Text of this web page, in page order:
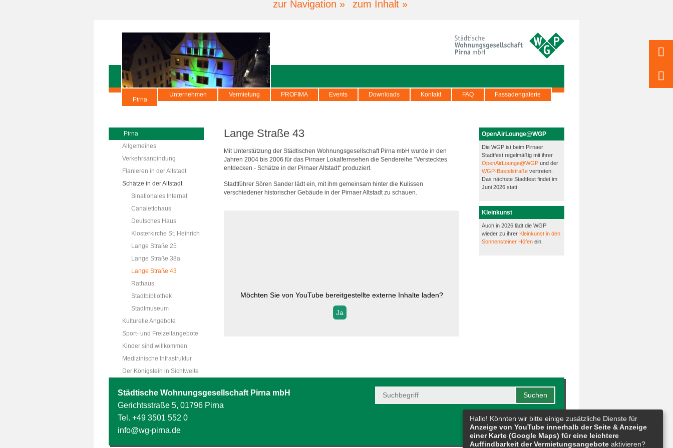
zur Navigation » zum Inhalt »
Pirna
Unternehmen Vermietung PROFIMA Events Downloads Kontakt FAQ Fassadengalerie
Pirna
Allgemeines
Verkehrsanbindung
Flanieren in der Altstadt
Schätze in der Altstadt
Binationales Internat
Canalettohaus
Deutsches Haus
Klosterkirche St. Heinrich
Lange Straße 25
Lange Straße 38a
Lange Straße 43
Rathaus
Stadtbibliothek
Stadtmuseum
Kulturelle Angebote
Sport- und Freizeitangebote
Kinder sind willkommen
Medizinische Infrastruktur
Der Königstein in Sichtweite
Lange Straße 43
Mit Unterstützung der Städtischen Wohnungsgesellschaft Pirna mbH wurde in den
Jahren 2004 bis 2006 für das Pirnaer Lokalfernsehen die Sendereihe "Verstecktes
entdecken - Schätze in der Pirnaer Altstadt" produziert.
Stadtführer Sören Sander lädt ein, mit ihm gemeinsam hinter die Kulissen
verschiedener historischer Gebäude in der Pirnaer Altstadt zu schauen.
Möchten Sie von YouTubebereitgestellte externe Inhalte laden?
Ja
OpenAirLounge@WGP
Die WGP ist beim Pirnaer
Stadtfest regelmäßig mit ihrer
OpenAirLounge@WGP und der
WGP-Bastelstraße vertreten.
Das nächste Stadtfest findet im
Juni 2026 statt.
Kleinkunst
Auch in 2026 lädt die WGP
wieder zu ihrer Kleinkunst in den
Sonnensteiner Höfen ein.
Städtische Wohnungsgesellschaft Pirna mbH
Gerichtsstraße 5, 01796 Pirna
Tel. +49 3501 552 0
info@wg-pirna.de
Hallo! Könnten wir bitte einige zusätzliche Dienste für
Anzeige von YouTube innerhalb der Seite & Anzeige
einer Karte (Google Maps) für eine leichtere
Auffindbarkeit der Vermietungsangebote aktivieren?